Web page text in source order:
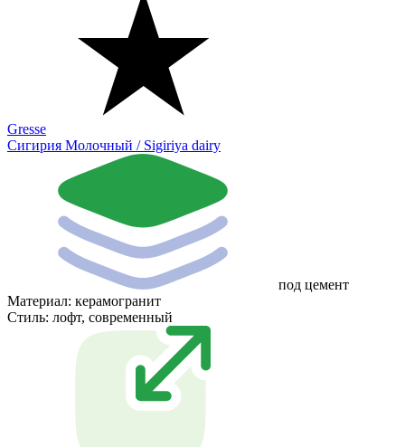
Gresse
Сигирия Молочный / Sigiriya dairy
под цемент
Материал: керамогранит
Стиль: лофт, современный